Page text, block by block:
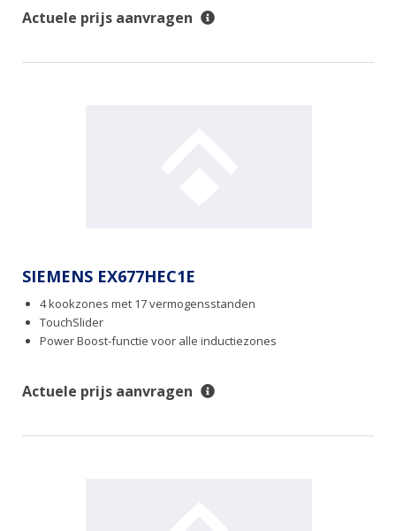
Actuele prijs aanvragen
SIEMENS EX677HEC1E
4 kookzones met 17 vermogensstanden
TouchSlider
Power Boost-functie voor alle inductiezones
Actuele prijs aanvragen